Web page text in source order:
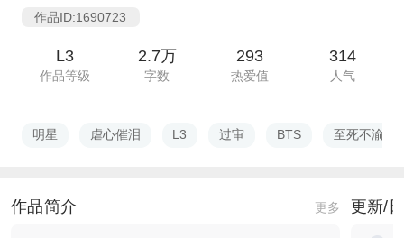
作品ID:1690723
L3
作品等级
2.7万
字数
293
热爱值
314
人气
明星 虐心催泪 L3 过审 BTS 至死不渝
作品简介 更多 更新/